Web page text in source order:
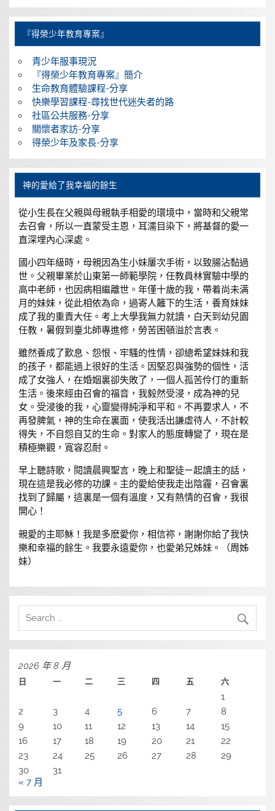
『得榮少年教育專案』
青少年服事現況
『得榮少年教育專案』簡介
生命教育體驗課程-分享
快樂學習課程-尋找世代迷失者的路
社區公共服務-分享
關懷者家訪-分享
得榮少年及家長-分享
神的愛給了我幸福的餘生
從小生長在父親與母親執手相愛的環境中，當時和父親常
去召會，所以一直蒙受主恩，耳濡目染下，將基督的愛一
直深埋內心深處。
國小四年級時，母親因為生小妹屢次手術，以致腸沾黏過
世。父親畢業於山東第一師範學院，任教員林實驗中學的
高中老師，也因病相繼離世。年僅十歲的我，帶着尚未满
月的妹妹，從此相依為命，過寄人籬下的生活，養育妹妹
成了我的重責大任。考上大學我無力就讀，白天到幼兒園
任教，暑假到臺北師專進修，勞苦困頓溢於言表。
雖然養成了歎息、怨恨、牢騷的性情，卻總希望妹妹和我
的孩子，都能過上很好的生活。因堅忍與強勢的個性，活
成了女強人，在婚姻裏卻失敗了，一個人孤苦伶仃的重新
生活。後來經由召會的福音，我毅然受浸，成為神的兒
女。受浸後的我，心靈變得純淨和平和。不再要求人，不
再發脾氣，神的生命在裏面，使我活出謙虛待人，不計較
得失，不自怨自艾的生命。對家人的態度轉變了，現在是
積極樂觀，寬容忍耐。
早上聽詩歌，閱讀晨興聖言，晚上和聖徒ㄧ起讀主的話，
現在這是我必修的功課。主的愛給使我走出陰霾，召會裏
找到了歸屬，這裏是一個有溫度，又有熱情的召會，我很
開心！
親愛的主耶穌！我是多麽愛你，相信祢，謝謝你給了我快
樂和幸福的餘生。我要永遠愛你，也愛弟兄姊妹。（周姊
妹）
2026 年 8 月
日 一 二 三 四 五 六
1
2
3 4 5 6 7
8
9
10 11 12 13 14
15
16
17 18 19 20 21
22
23
24 25 26 27 28
29
30
31
« 7 月